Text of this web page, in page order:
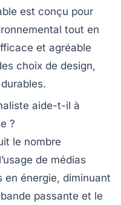
est conçu pour
tout en
et agréable
choix de design,
aide-t-il à
?
le nombre
de médias
en énergie, diminuant
passante et le